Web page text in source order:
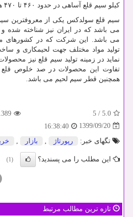
کیلو سیم قلع آساهی در حدود ۴۶۰ تا ۴۷۰ هزار تومان می باشد.
سیم قلع سولدکس یکی از معروفترین
می باشد که در ایران نیز شناخته شده
می باشد. این شرکت که در کشورهای
تولید مواد مختلف جهت لحیمکاری و
نماید در زمینه تولید سیم قلع نیز
تفاوت این محصولات در صد خلوص
همچنین قطر سیم لحیم می باشد.
5.0
/
5
1399/09/20
16:38:40
تگهای خبر:
رپورتاژ بازار
این مطلب را می پسندید؟ (1)
تازه ترین مطالب مرتبط